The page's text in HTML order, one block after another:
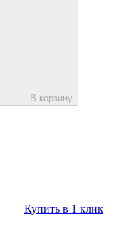
В корзину
Купить в 1 клик